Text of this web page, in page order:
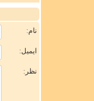
نام:
ایمیل:
نظر: